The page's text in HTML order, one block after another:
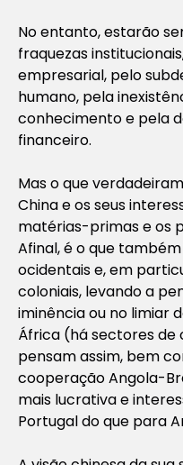
No entanto, estarão
fraquezas
empresarial, pelo
humano, pela
conhecimento e pela
financeiro.
Mas o que
China e os seus
matérias-primas e os
Afinal, é o que
ocidentais e, em
coloniais, levando a
iminência ou no limiar
África (há sectores de
pensam assim, bem
cooperação Angola-
mais lucrativa e
Portugal do que para